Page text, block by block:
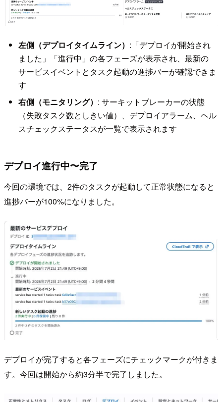
左側（デプロイタイムライン） :「デプロイが開始され
ました」「進行中」の各フェーズが表示され、最新の
サービスイベントとタスク起動の進捗バーが確認できま
す
右側（モニタリング） : サーキットブレーカーの状態
（失敗タスク数としきい値）、デプロイアラーム、ヘル
スチェックステータスが一覧で表示されます
デプロイ進行中〜完了
今回の環境では、2件のタスクが起動して正常状態になると
進捗バーが100%になりました。
デプロイが完了すると各フェーズにチェックマークが付きま
す。今回は開始から約3分半で完了しました。